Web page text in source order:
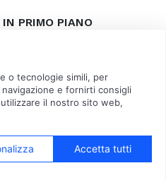
PRIMO PIANO
o aiuti 2025
| P.IVA 01364730125 -Privacy Policy